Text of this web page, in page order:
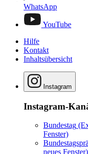
WhatsApp
YouTube
Hilfe
Kontakt
Inhaltsübersicht
Instagram
Instagram-
Bundestag
Fenster)
neues Fenster)